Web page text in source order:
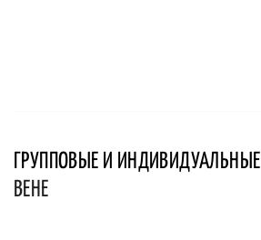
ГРУППОВЫЕ И ИНДИВИДУАЛЬНЫЕ
ВЕНЕ